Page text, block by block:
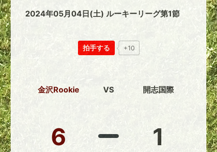
2024年05月04日(土) ルーキーリーグ第1節
拍手する +10
金沢Rookie
6
VS 開志国際
1